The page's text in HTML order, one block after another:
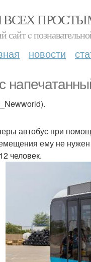
ВСЕХ
сайт c
новости
автобус при
ему не
человек.